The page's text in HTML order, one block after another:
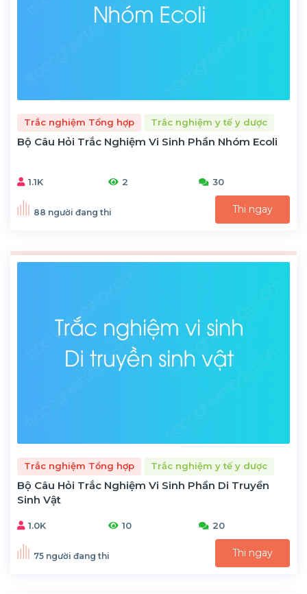
Trắc nghiệm Tổng hợp Trắc nghiệm y tế y dược
Bộ Câu Hỏi Trắc Nghiệm Vi Sinh Phần Nhóm Ecoli
1.1K 2 30
88 người đang thi Thi ngay
Trắc nghiệm Tổng hợp Trắc nghiệm y tế y dược
Bộ Câu Hỏi Trắc Nghiệm Vi Sinh Phần Di Truyền
Sinh Vật
1.0K 10 20
75 người đang thi Thi ngay